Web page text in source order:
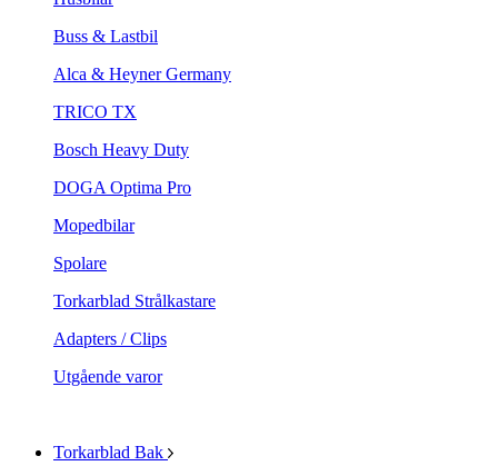
Buss & Lastbil
Alca & Heyner Germany
TRICO TX
Bosch Heavy Duty
DOGA Optima Pro
Mopedbilar
Spolare
Torkarblad Strålkastare
Adapters / Clips
Utgående varor
Torkarblad Bak